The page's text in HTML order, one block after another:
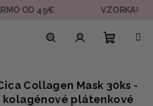
49€ VZORKA V KAŽDEJ
košík
Collagen Mask 30ks -
kolagénové plátenkové